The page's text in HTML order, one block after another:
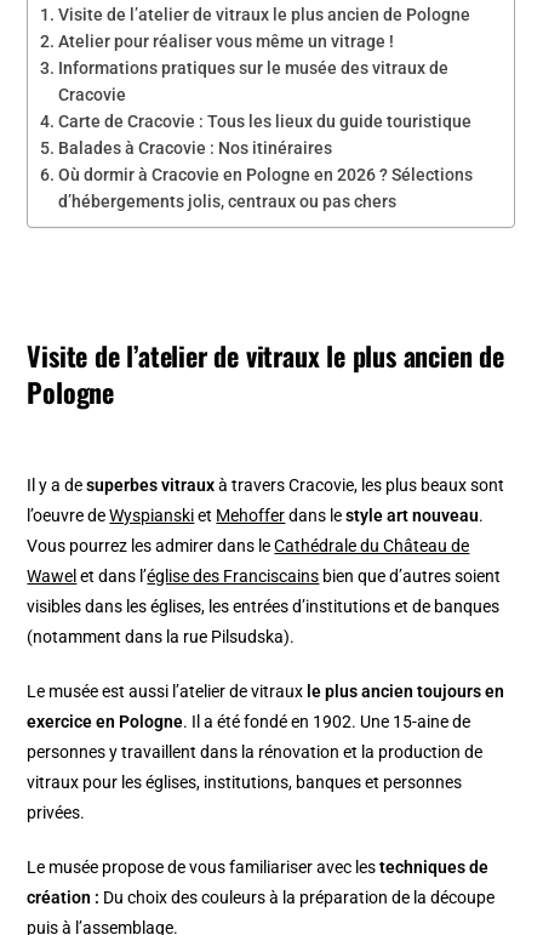
Visite de l’atelier de vitraux le plus ancien de Pologne
Atelier pour réaliser vous même un vitrage !
Informations pratiques sur le musée des vitraux de
Cracovie
Carte de Cracovie : Tous les lieux du guide touristique
Balades à Cracovie : Nos itinéraires
Où dormir à Cracovie en Pologne en 2026 ? Sélections
d’hébergements jolis, centraux ou pas chers
Visite de l’atelier de vitraux le plus ancien de
Pologne
Il y a desuperbes vitrauxà travers Cracovie, les plus beaux sont
l’oeuvre deWyspianskiet Mehofferdans lestyle art nouveau.
Vous pourrez les admirer dans leCathédrale du Château de
Wawelet dans l’église des Franciscains bien que d’autres soient
visibles dans les églises, les entrées d’institutions et de banques
(notamment dans la rue Pilsudska).
Le musée est aussi l’atelier de vitraux le plus ancien toujours en
exercice en Pologne. Il a été fondé en 1902. Une 15-aine de
personnes y travaillent dans la rénovation et la production de
vitraux pour les églises, institutions, banques et personnes
privées.
Le musée propose de vous familiariser avec lestechniques de
création : Du choix des couleurs à la préparation de la découpe
puis à l’assemblage.